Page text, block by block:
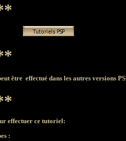
être effectué dans les autres versions
effectuer ce tutoriel:
: